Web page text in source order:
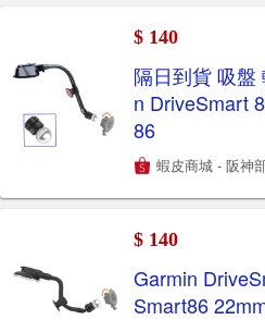
$ 140
隔日到貨 吸盤
n DriveSmart
86
蝦皮商城 - 阪神
$ 140
Garmin
Smart86